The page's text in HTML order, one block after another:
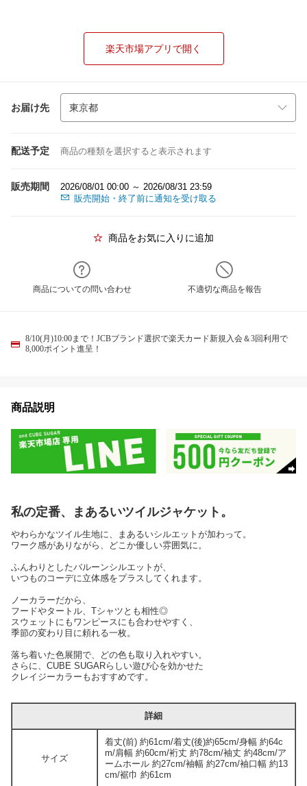
楽天市場アプリで開く
お届け先
配送予定 商品の種類を選択すると表示されます
販売期間
2026/08/01 00:00 ～ 2026/08/31 23:59
販売開始・終了前に通知を受け取る
商品をお気に入りに追加
商品についての問い合わせ 不適切な商品を報告
8/10(月)10:00まで！JCBブランド選択で楽天カード新規入会＆3回利用で
8,000ポイント進呈！
商品説明
私の定番、まあるいツイルジャケット。
やわらかなツイル生地に、まあるいシルエットが加わって。
ワーク感がありながら、どこか優しい雰囲気に。
ふんわりとしたバルーンシルエットが、
いつものコーデに立体感をプラスしてくれます。
ノーカラーだから、
フードやタートル、Tシャツとも相性◎
スウェットにもワンピースにも合わせやすく、
季節の変わり目に頼れる一枚。
落ち着いた色展開で、どの色も取り入れやすい。
さらに、CUBE SUGARらしい遊び心を効かせた
クレイジーカラーもおすすめです。
詳細
サイズ
着丈(前) 約61cm/着丈(後)約65cm/身幅 約64c
m/肩幅 約60cm/裄丈 約78cm/袖丈 約48cm/ア
ームホール 約27cm/袖幅 約27cm/袖口幅 約13
cm/裾巾 約61cm